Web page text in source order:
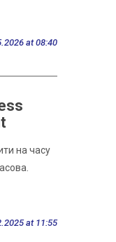
at 08:40
на часу
at 11:55